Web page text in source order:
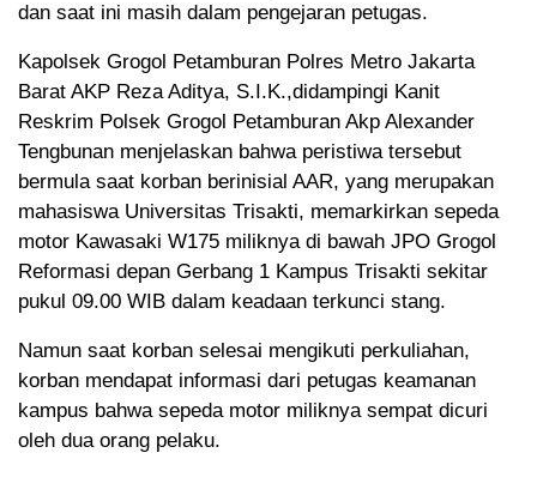
dan saat ini masih dalam pengejaran petugas.
Kapolsek Grogol Petamburan Polres Metro Jakarta
Barat AKP Reza Aditya, S.I.K.,didampingi Kanit
Reskrim Polsek Grogol Petamburan Akp Alexander
Tengbunan menjelaskan bahwa peristiwa tersebut
bermula saat korban berinisial AAR, yang merupakan
mahasiswa Universitas Trisakti, memarkirkan sepeda
motor Kawasaki W175 miliknya di bawah JPO Grogol
Reformasi depan Gerbang 1 Kampus Trisakti sekitar
pukul 09.00 WIB dalam keadaan terkunci stang.
Namun saat korban selesai mengikuti perkuliahan,
korban mendapat informasi dari petugas keamanan
kampus bahwa sepeda motor miliknya sempat dicuri
oleh dua orang pelaku.